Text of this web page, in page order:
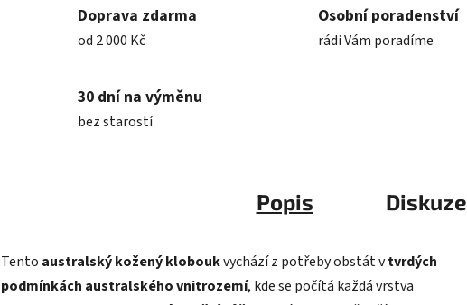
Doprava zdarma
od 2 000 Kč
Osobní poradenství
rádi Vám poradíme
30 dní na výměnu
bez starostí
Popis Diskuze
Tento australský kožený kloboukvychází z potřeby obstát vtvrdých
podmínkách australského vnitrozemí, kde se počítá každá vrstva